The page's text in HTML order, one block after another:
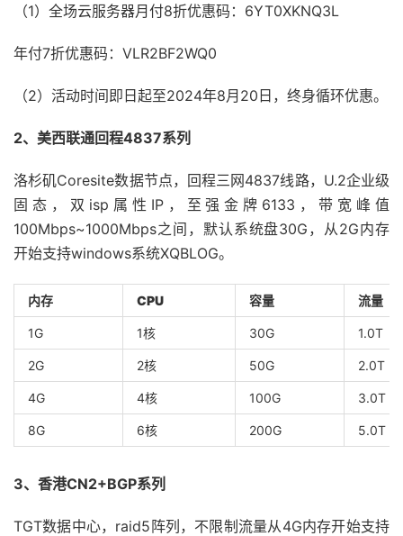
（1）全场云服务器月付8折优惠码：6YT0XKNQ3L
年付7折优惠码：VLR2BF2WQ0
（2）活动时间即日起至2024年8月20日，终身循环优惠。
2、美西联通回程4837系列
洛杉矶Coresite数据节点，回程三网4837线路，U.2企业级
固态，双isp属性IP，至强金牌6133，带宽峰值
100Mbps~1000Mbps之间，默认系统盘30G，从2G内存
开始支持windows系统XQBLOG。
内存 CPU 容量 流量
1G 1核 30G 1.0T
2G 2核 50G 2.0T
4G 4核 100G 3.0T
8G 6核 200G 5.0T
3、香港CN2+BGP系列
TGT数据中心，raid5阵列，不限制流量从4G内存开始支持